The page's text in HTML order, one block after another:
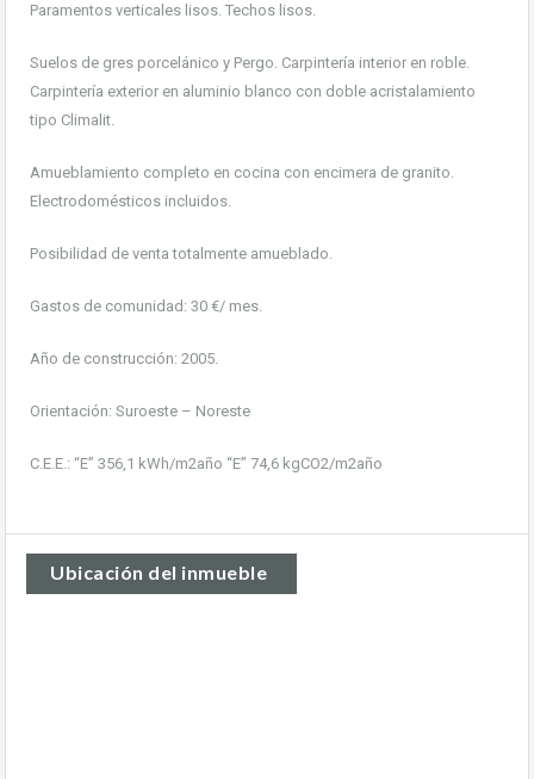
Paramentos verticales lisos. Techos lisos.
Suelos de gres porcelánico y Pergo. Carpintería interior en roble.
Carpintería exterior en aluminio blanco con doble acristalamiento
tipo Climalit.
Amueblamiento completo en cocina con encimera de granito.
Electrodomésticos incluidos.
Posibilidad de venta totalmente amueblado.
Gastos de comunidad: 30 €/ mes.
Año de construcción: 2005.
Orientación: Suroeste – Noreste
C.E.E.: “E” 356,1 kWh/m2año “E” 74,6 kgCO2/m2año
Ubicación del inmueble